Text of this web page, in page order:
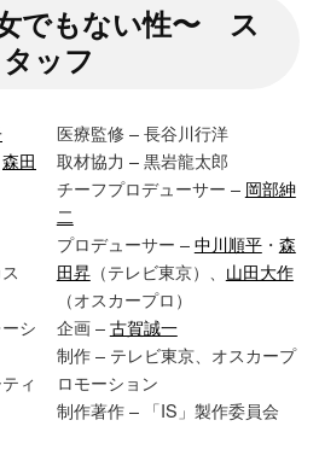
でもない性〜 ス
タッフ
森田
シ
ィ
医療監修 – 長谷川行洋
取材協力 – 黒岩龍太郎
チーフプロデューサー – 岡部紳
二
プロデューサー –中川順平・ 森
田昇（テレビ東京）、 山田大作
（オスカープロ）
企画 –古賀誠一
制作 – テレビ東京、オスカープ
ロモーション
制作著作 – 「IS」製作委員会